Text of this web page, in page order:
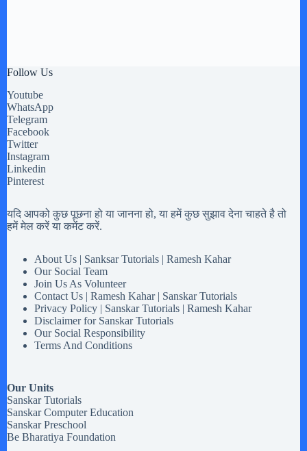
Follow Us
Youtube
WhatsApp
Telegram
Facebook
Twitter
Instagram
Linkedin
Pinterest
यदि आपको कुछ पूछना हो या जानना हो, या हमें कुछ सुझाव देना चाहते है तो
हमें मेल करें या कमेंट करें.
About Us | Sanksar Tutorials | Ramesh Kahar
Our Social Team
Join Us As Volunteer
Contact Us | Ramesh Kahar | Sanskar Tutorials
Privacy Policy | Sanskar Tutorials | Ramesh Kahar
Disclaimer for Sanskar Tutorials
Our Social Responsibility
Terms And Conditions
Our Units
Sanskar Tutorials
Sanskar Computer Education
Sanskar Preschool
Be Bharatiya Foundation